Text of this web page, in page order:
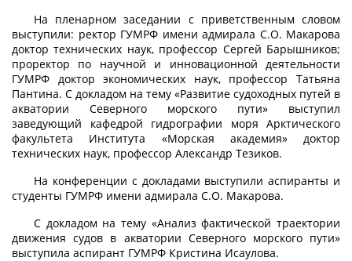
На пленарном заседании с приветственным словом
выступили: ректор ГУМРФ имени адмирала С.О. Макарова
доктор технических наук, профессор Сергей Барышников;
проректор по научной и инновационной деятельности
ГУМРФ доктор экономических наук, профессор Татьяна
Пантина. С докладом на тему «Развитие судоходных путей в
акватории Северного морского пути» выступил
заведующий кафедрой гидрографии моря Арктического
факультета Института «Морская академия» доктор
технических наук, профессор Александр Тезиков.
На конференции с докладами выступили аспиранты и
студенты ГУМРФ имени адмирала С.О. Макарова.
С докладом на тему «Анализ фактической траектории
движения судов в акватории Северного морского пути»
выступила аспирант ГУМРФ Кристина Исаулова.